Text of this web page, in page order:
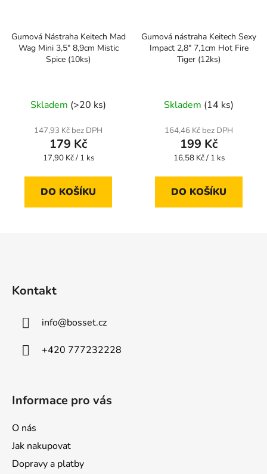
Gumová Nástraha Keitech Mad
Wag Mini 3,5" 8,9cm Mistic
Spice (10ks)
Skladem (>20 ks)
147,93 Kč bez DPH
179 Kč
Měrná
17,90 Kč / 1 ks
DO KOŠÍKU
Gumová nástraha Keitech Sexy
Impact 2,8" 7,1cm Hot Fire
Tiger (12ks)
Skladem (14 ks)
164,46 Kč bez DPH
199 Kč
Měrná
16,58 Kč / 1 ks
DO KOŠÍKU
Kontakt
info@bosset.cz
+420 777232228
Informace pro vás
O nás
Jak nakupovat
Dopravy a platby